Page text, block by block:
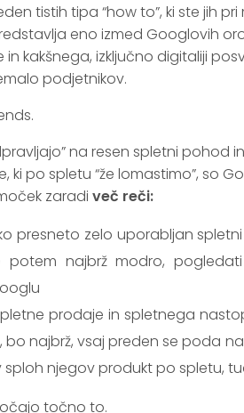
tistih tipa “how to”, ki ste jih
eno izmed Googlovih
in kakšnega, izključno digitaliji
podjetnikov.
na resen spletni pohod
ki po spletu “že lomastimo”, so
zaradi več reči:
presneto zelo uporabljan spletni
najbrž modro,
prodaje in spletnega
najbrž, vsaj preden se poda
njegov produkt po spletu,
točno to.